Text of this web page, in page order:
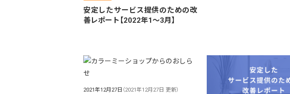
安定したサービス提供のための改
善レポート【2022年1〜3月】
2021年12月27日 （2021年12月27日 更新）